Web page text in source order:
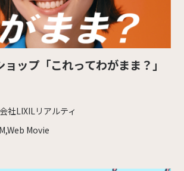
ップ「これってわがまま？」
社LIXILリアルティ
Movie